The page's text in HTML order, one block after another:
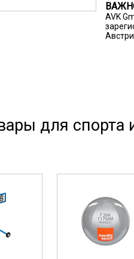
AVK
для спорта